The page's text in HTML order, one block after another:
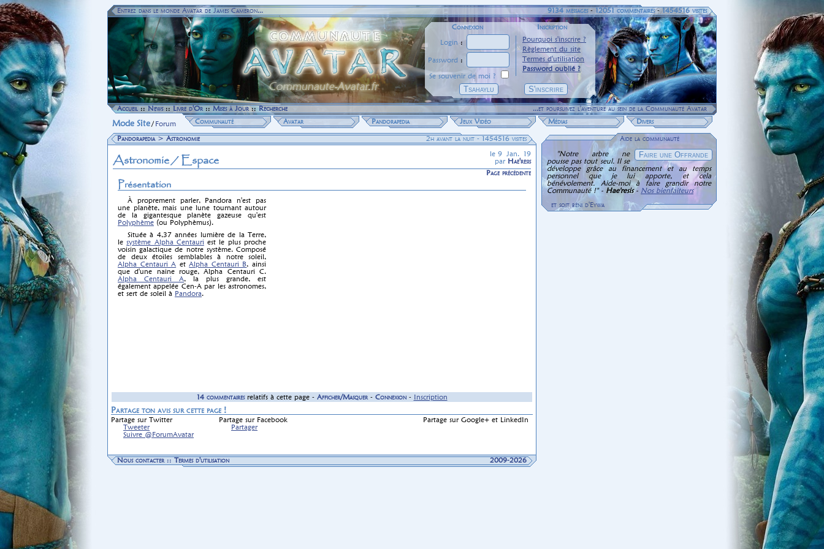
9134 messages -12051 commentaires -1454516 visites
Entrez dans le monde Avatar de James Cameron...
Inscription
Connexion
Pourquoi s'inscrire ?
Règlement du site
Termes d'utilisation
Password oublié ?
Login :
Password :
Se souvenir de moi ?
...et poursuivez l'aventure au sein de la Communauté Avatar
Accueil::News::Livre d'Or::Mises à Jour::Recherche
Mode Site/ Forum Communauté Avatar Pandorapedia Jeux Vidéo Médias
Divers
Aide la communauté
"Notre arbre ne
pousse pas tout seul. Il se
développe grâce au financement et au temps
personnel que je lui apporte, et cela
bénévolement. Aide-moi à faire grandir notre
Communauté !" - Hae'resis- Nos bienfaiteurs
et soit béni d'Eywa
Pandorapedia >Astronomie 2h avant la nuit -1454516 visites
Astronomie / Espace
le 9 Jan. 19
par Hae'resis
Page précédente
Présentation
À proprement parler, Pandora n'est pas
une planète, mais une lune tournant autour
de la gigantesque planète gazeuse qu'est
Polyphème (ou Polyphèmus).
Située à 4,37 années lumière de la Terre,
lesystème Alpha Centauriest le plus proche
voisin galactique de notre système. Composé
de deux étoiles semblables à notre soleil,
Alpha Centauri A etAlpha Centauri B, ainsi
que d'une naine rouge, Alpha Centauri C.
Alpha Centauri A, la plus grande, est
également appelée Cen-A par les astronomes,
et sert de soleil à Pandora.
14commentairesrelatifsà cette page - Afficher/Masquer- Connexion- Inscription
Partage ton avis sur cette page !
Partage sur Twitter Partage sur Facebook
Partage sur Google+ et LinkedIn
Tweeter
Suivre @ForumAvatar
Partager
Nous contacter::Termes d'utilisation 2009-2026